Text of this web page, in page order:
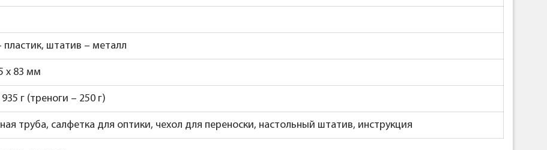
пластик, штатив – металл
x 83 мм
г (треноги – 250 г)
труба, салфетка для оптики, чехол для переноски, настольный штатив, инструкция